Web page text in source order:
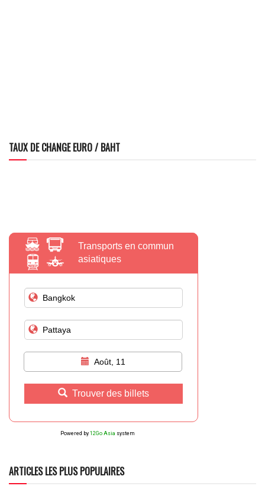
TAUX DE CHANGE EURO / BAHT
Transports en commun
asiatiques
Août, 11
Trouver des billets
Powered by 12Go Asia system
ARTICLES LES PLUS POPULAIRES